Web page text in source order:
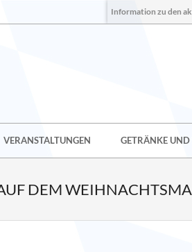
Information zu den
VERANSTALTUNGEN GETRÄNKE UND
DEM